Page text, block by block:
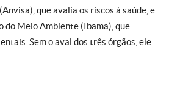
que avalia os riscos à saúde, e
Meio Ambiente (Ibama), que
Sem o aval dos três órgãos, ele